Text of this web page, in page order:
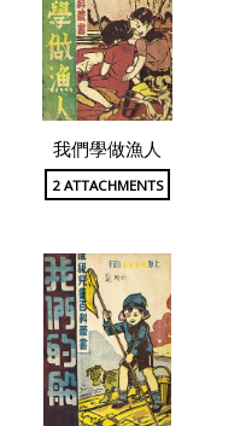
我們學做漁人
2 ATTACHMENTS